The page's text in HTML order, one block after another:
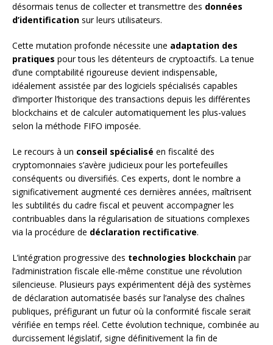
désormais tenus de collecter et transmettre des données
d’identification sur leurs utilisateurs.
Cette mutation profonde nécessite une adaptation des
pratiques pour tous les détenteurs de cryptoactifs. La tenue
d’une comptabilité rigoureuse devient indispensable,
idéalement assistée par des logiciels spécialisés capables
d’importer l’historique des transactions depuis les différentes
blockchains et de calculer automatiquement les plus-values
selon la méthode FIFO imposée.
Le recours à un conseil spécialisé en fiscalité des
cryptomonnaies s’avère judicieux pour les portefeuilles
conséquents ou diversifiés. Ces experts, dont le nombre a
significativement augmenté ces dernières années, maîtrisent
les subtilités du cadre fiscal et peuvent accompagner les
contribuables dans la régularisation de situations complexes
via la procédure de déclaration rectificative.
L’intégration progressive des technologies blockchain par
l’administration fiscale elle-même constitue une révolution
silencieuse. Plusieurs pays expérimentent déjà des systèmes
de déclaration automatisée basés sur l’analyse des chaînes
publiques, préfigurant un futur où la conformité fiscale serait
vérifiée en temps réel. Cette évolution technique, combinée au
durcissement législatif, signe définitivement la fin de